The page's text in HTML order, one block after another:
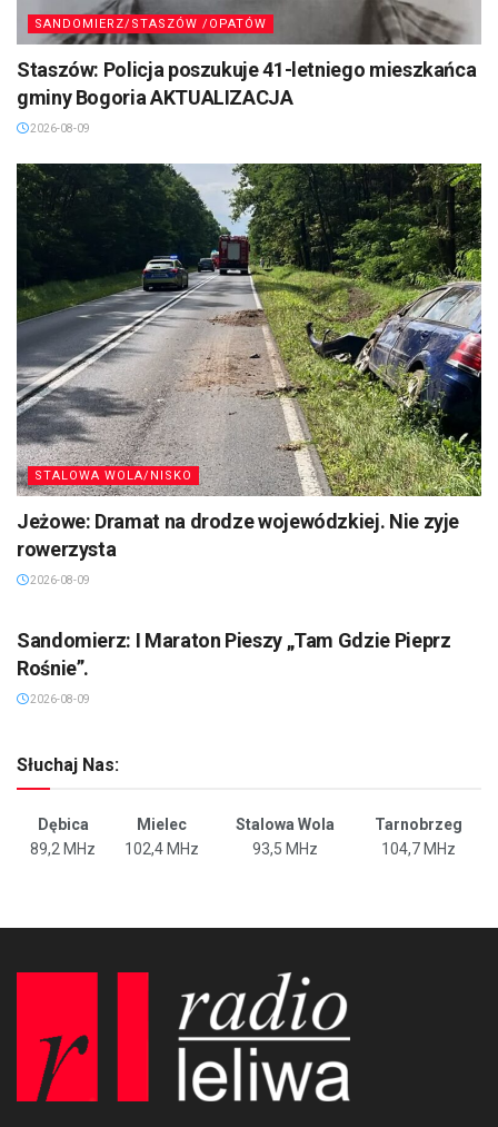
SANDOMIERZ/STASZÓW /OPATÓW
Staszów: Policja poszukuje 41-letniego mieszkańca
gminy Bogoria AKTUALIZACJA
2026-08-09
STALOWA WOLA/NISKO
Jeżowe: Dramat na drodze wojewódzkiej. Nie zyje
rowerzysta
2026-08-09
Sandomierz: I Maraton Pieszy „Tam Gdzie Pieprz
Rośnie”.
2026-08-09
Słuchaj Nas:
Dębica Mielec Stalowa Wola
Tarnobrzeg
89,2 MHz
102,4 MHz 93,5 MHz 104,7 MHz